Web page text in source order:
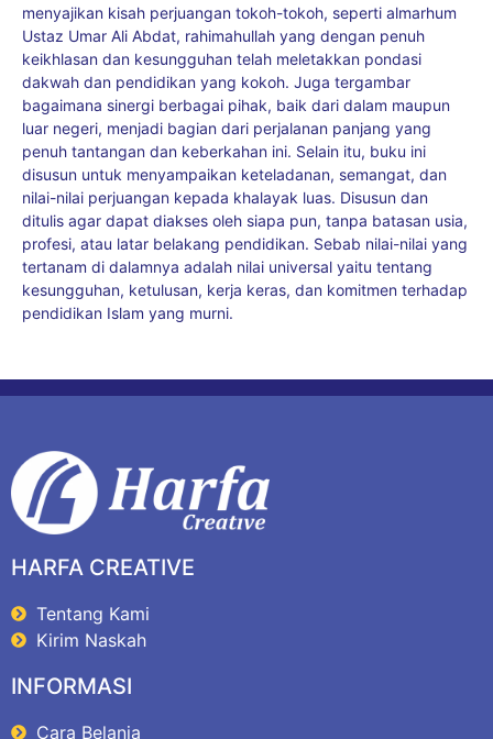
menyajikan kisah perjuangan tokoh-tokoh, seperti almarhum
Ustaz Umar Ali Abdat, rahimahullah yang dengan penuh
keikhlasan dan kesungguhan telah meletakkan pondasi
dakwah dan pendidikan yang kokoh. Juga tergambar
bagaimana sinergi berbagai pihak, baik dari dalam maupun
luar negeri, menjadi bagian dari perjalanan panjang yang
penuh tantangan dan keberkahan ini. Selain itu, buku ini
disusun untuk menyampaikan keteladanan, semangat, dan
nilai-nilai perjuangan kepada khalayak luas. Disusun dan
ditulis agar dapat diakses oleh siapa pun, tanpa batasan usia,
profesi, atau latar belakang pendidikan. Sebab nilai-nilai yang
tertanam di dalamnya adalah nilai universal yaitu tentang
kesungguhan, ketulusan, kerja keras, dan komitmen terhadap
pendidikan Islam yang murni.
HARFA CREATIVE
Tentang Kami
Kirim Naskah
INFORMASI
Cara Belanja